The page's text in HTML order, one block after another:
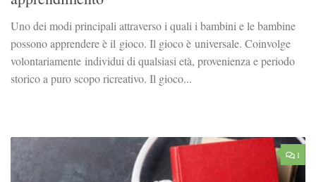
Uno dei modi principali attraverso i quali i bambini e le bambine
possono apprendere è il gioco. Il gioco è universale. Coinvolge
volontariamente individui di qualsiasi età, provenienza e periodo
storico a puro scopo ricreativo. Il gioco...
1